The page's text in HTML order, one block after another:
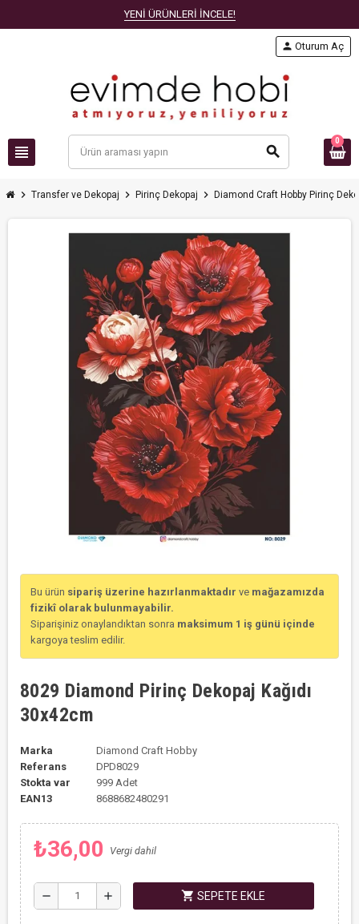
YENİ ÜRÜNLERİ İNCELE!
view_headline search
person Oturum Aç
0
chevron_right Transfer ve Dekopaj chevron_right Pirinç Dekopaj chevron_right Diamond Craft Hobby Pirinç
Bu ürün sipariş üzerine hazırlanmaktadır ve mağazamızda
fizikî olarak bulunmayabilir.
Siparişiniz onaylandıktan sonra maksimum 1 iş günü içinde
kargoya teslim edilir.
8029 Diamond Pirinç Dekopaj Kağıdı
30x42cm
Marka
Diamond Craft Hobby
Referans
DPD8029
Stokta var
999 Adet
EAN13
8688682480291
₺36,00 Vergi dahil
remove add shopping_cart SEPETE EKLE